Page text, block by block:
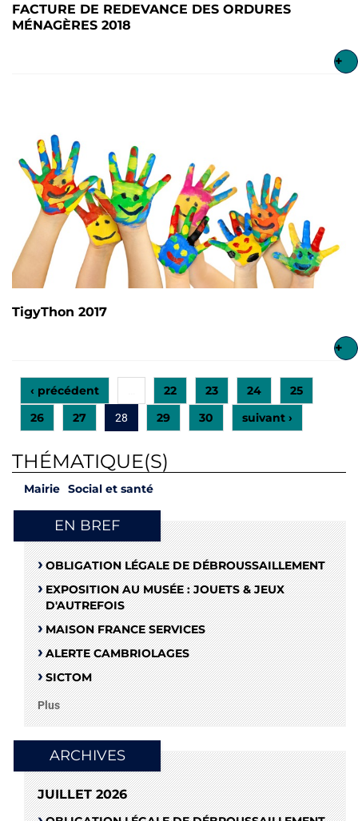
FACTURE DE REDEVANCE DES ORDURES
MÉNAGÈRES 2018
+
TigyThon 2017
+
‹ précédent 22 23 24
25
26
27 28 29 30 suivant ›
THÉMATIQUE(S)
Mairie Social et santé
EN BREF
OBLIGATION LÉGALE DE DÉBROUSSAILLEMENT
EXPOSITION AU MUSÉE : JOUETS & JEUX
D'AUTREFOIS
MAISON FRANCE SERVICES
ALERTE CAMBRIOLAGES
SICTOM
Plus
ARCHIVES
JUILLET 2026